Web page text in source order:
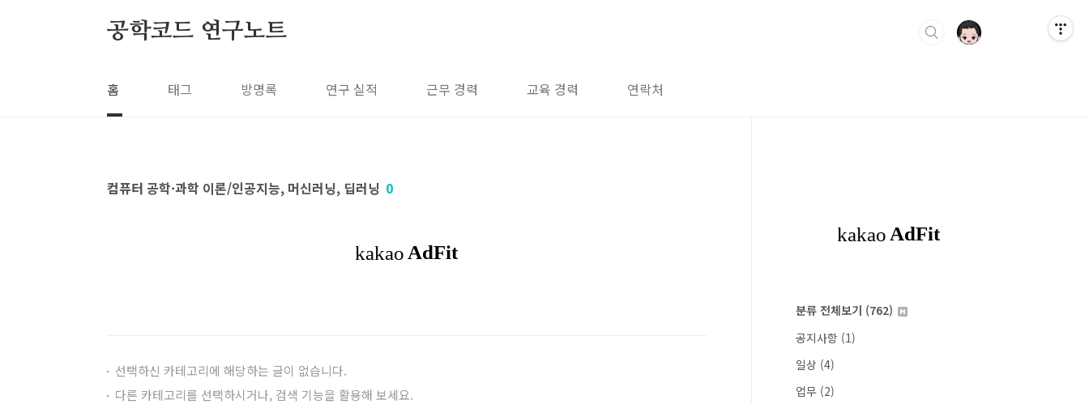
공학코드 연구노트
홈 태그 방명록 연구 실적 근무 경력 교육 경력 연락처
컴퓨터 공학·과학 이론/인공지능, 머신러닝, 딥러닝 0
선택하신 카테고리에 해당하는 글이 없습니다.
다른 카테고리를 선택하시거나, 검색 기능을 활용해 보세요.
분류 전체보기 (762)
공지사항 (1)
일상 (4)
업무 (2)